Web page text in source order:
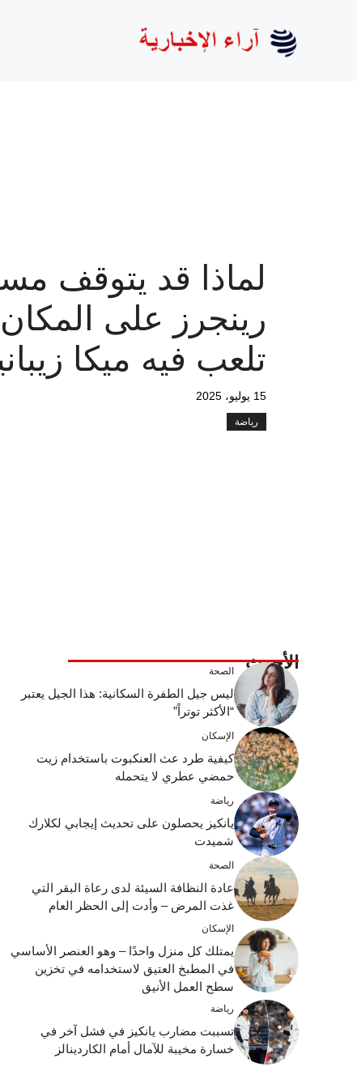
لماذا قد يتوقف
رينجرز على
تلعب فيه ميكا
15 يوليو، 2025
رياضة
الأحدث الصحة
ليس جيل الطفرة السكانية: هذا الجيل يعتبر
“الأكثر توتراً”
الإسكان
كيفية طرد عث العنكبوت باستخدام زيت
حمضي عطري لا يتحمله
رياضة
يانكيز يحصلون على تحديث إيجابي لكلارك
شميدت
الصحة
عادة النظافة السيئة لدى رعاة البقر التي
غذت المرض – وأدت إلى الحظر العام
الإسكان
يمتلك كل منزل واحدًا – وهو العنصر الأساسي
في المطبخ العتيق لاستخدامه في تخزين
سطح العمل الأنيق
رياضة
تسببت مضارب يانكيز في فشل آخر في
خسارة مخيبة للآمال أمام الكاردينالز